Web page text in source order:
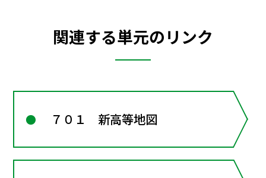
関連する単元のリンク
７０１ 新高等地図